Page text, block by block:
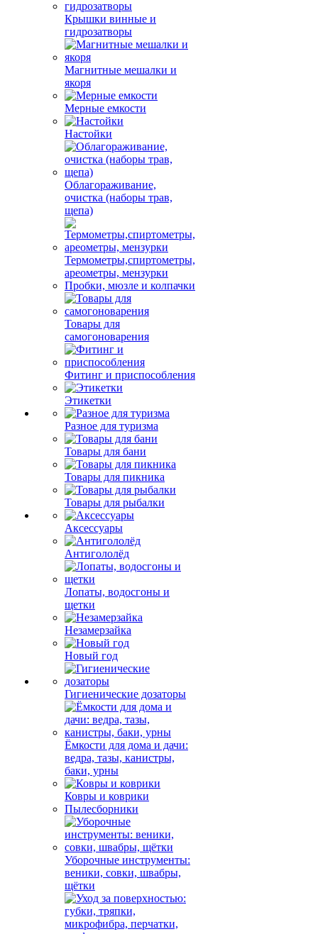
Крышки винные и
гидрозатворы
Магнитные мешалки и
якоря
Мерные емкости
Настойки
Облагораживание,
очистка (наборы трав,
щепа)
Термометры,спиртометры,
ареометры, мензурки
Пробки, мюзле и колпачки
Товары для
самогоноварения
Фитинг и приспособления
Этикетки
Разное для туризма
Товары для бани
Товары для пикника
Товары для рыбалки
Аксессуары
Антигололёд
Лопаты, водосгоны и
щетки
Незамерзайка
Новый год
Гигиенические дозаторы
Ёмкости для дома и дачи:
ведра, тазы, канистры,
баки, урны
Ковры и коврики
Пылесборники
Уборочные инструменты:
веники, совки, швабры,
щётки